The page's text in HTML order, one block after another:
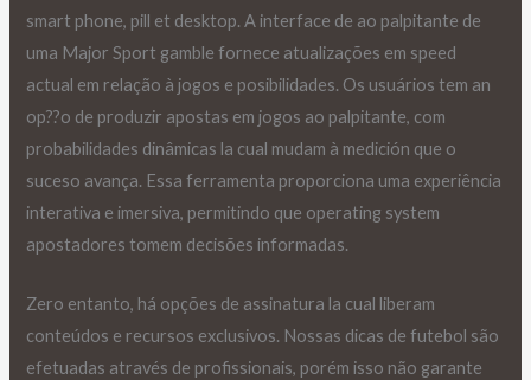
smart phone, pill et desktop. A interface de ao palpitante de
uma Major Sport gamble fornece atualizações em speed
actual em relação à jogos e posibilidades. Os usuários tem an
op??o de produzir apostas em jogos ao palpitante, com
probabilidades dinâmicas la cual mudam à medición que o
suceso avança. Essa ferramenta proporciona uma experiência
interativa e imersiva, permitindo que operating system
apostadores tomem decisões informadas.
Zero entanto, há opções de assinatura la cual liberam
conteúdos e recursos exclusivos. Nossas dicas de futebol são
efetuadas através de profissionais, porém isso não garante